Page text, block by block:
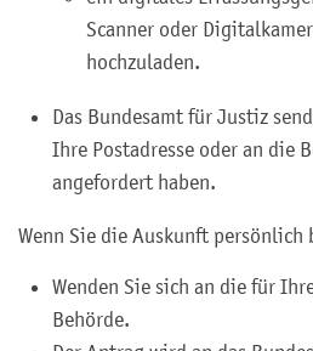
Scanner oder
hochzuladen.
Das Bundesamt für Justiz
Ihre Postadresse oder an die
angefordert haben.
Wenn Sie die Auskunft persönlich
Wenden Sie sich an die für
Behörde.